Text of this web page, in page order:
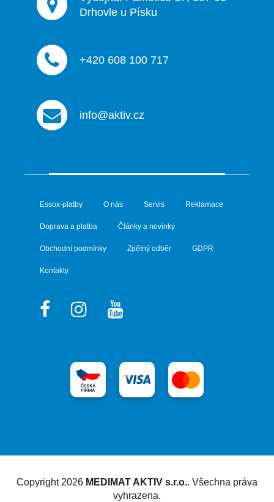
Drhovle u Písku
+420 608 100 717
info@aktiv.cz
Essox-platby O nás Servis Reklamace
Doprava a platba Články a novinky
Obchodní podmínky Zpětný odběr GDPR
Kontakty
Copyright 2026 MEDIMAT AKTIV s.r.o.. Všechna práva
vyhrazena.